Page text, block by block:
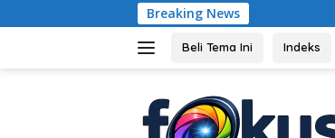
ke
Breaking News
Beli Tema Ini Indeks